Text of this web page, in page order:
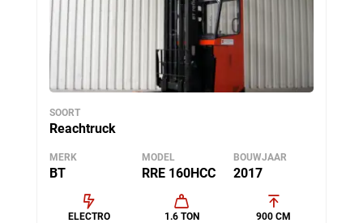
SOORT
Reachtruck
MERK
BT
MODEL
RRE 160HCC
BOUWJAAR
2017
ELECTRO 1.6 TON 900 CM